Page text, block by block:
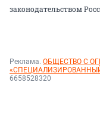
законодательством
Реклама. ОБЩЕСТВО С
6658528320